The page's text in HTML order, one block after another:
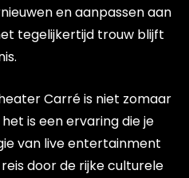
en aanpassen aan
tegelijkertijd trouw blijft
Carré is niet zomaar
is een ervaring die je
van live entertainment
door de rijke culturele